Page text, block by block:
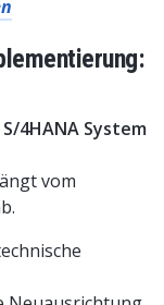
S/4HANA System
vom